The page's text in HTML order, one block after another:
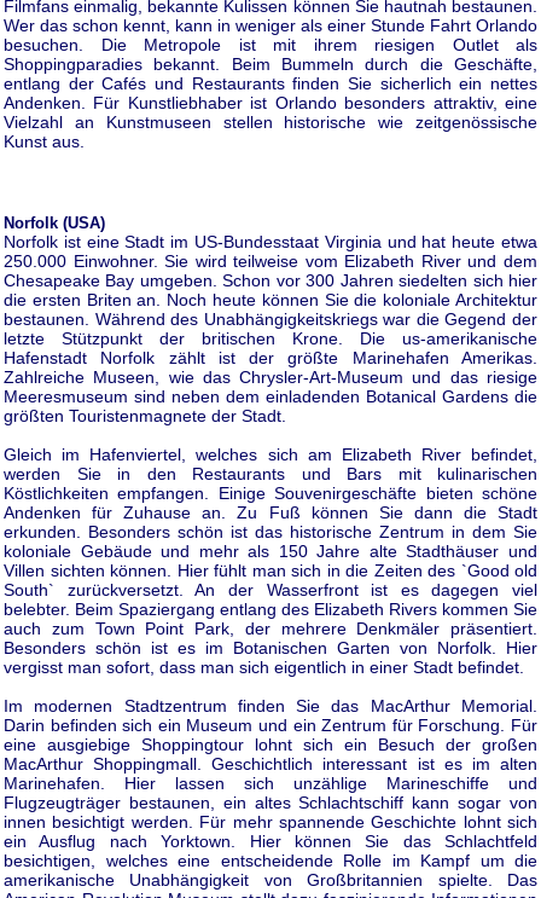
Filmfans einmalig, bekannte Kulissen können Sie hautnah bestaunen.
Wer das schon kennt, kann in weniger als einer Stunde Fahrt Orlando
besuchen. Die Metropole ist mit ihrem riesigen Outlet als
Shoppingparadies bekannt. Beim Bummeln durch die Geschäfte,
entlang der Cafés und Restaurants finden Sie sicherlich ein nettes
Andenken. Für Kunstliebhaber ist Orlando besonders attraktiv, eine
Vielzahl an Kunstmuseen stellen historische wie zeitgenössische
Kunst aus.
Norfolk (USA)
Norfolk ist eine Stadt im US-Bundesstaat Virginia und hat heute etwa
250.000 Einwohner. Sie wird teilweise vom Elizabeth River und dem
Chesapeake Bay umgeben. Schon vor 300 Jahren siedelten sich hier
die ersten Briten an. Noch heute können Sie die koloniale Architektur
bestaunen. Während des Unabhängigkeitskriegs war die Gegend der
letzte Stützpunkt der britischen Krone. Die us-amerikanische
Hafenstadt Norfolk zählt ist der größte Marinehafen Amerikas.
Zahlreiche Museen, wie das Chrysler-Art-Museum und das riesige
Meeresmuseum sind neben dem einladenden Botanical Gardens die
größten Touristenmagnete der Stadt.
Gleich im Hafenviertel, welches sich am Elizabeth River befindet,
werden Sie in den Restaurants und Bars mit kulinarischen
Köstlichkeiten empfangen. Einige Souvenirgeschäfte bieten schöne
Andenken für Zuhause an. Zu Fuß können Sie dann die Stadt
erkunden. Besonders schön ist das historische Zentrum in dem Sie
koloniale Gebäude und mehr als 150 Jahre alte Stadthäuser und
Villen sichten können. Hier fühlt man sich in die Zeiten des `Good old
South` zurückversetzt. An der Wasserfront ist es dagegen viel
belebter. Beim Spaziergang entlang des Elizabeth Rivers kommen Sie
auch zum Town Point Park, der mehrere Denkmäler präsentiert.
Besonders schön ist es im Botanischen Garten von Norfolk. Hier
vergisst man sofort, dass man sich eigentlich in einer Stadt befindet.
Im modernen Stadtzentrum finden Sie das MacArthur Memorial.
Darin befinden sich ein Museum und ein Zentrum für Forschung. Für
eine ausgiebige Shoppingtour lohnt sich ein Besuch der großen
MacArthur Shoppingmall. Geschichtlich interessant ist es im alten
Marinehafen. Hier lassen sich unzählige Marineschiffe und
Flugzeugträger bestaunen, ein altes Schlachtschiff kann sogar von
innen besichtigt werden. Für mehr spannende Geschichte lohnt sich
ein Ausflug nach Yorktown. Hier können Sie das Schlachtfeld
besichtigen, welches eine entscheidende Rolle im Kampf um die
amerikanische Unabhängigkeit von Großbritannien spielte. Das